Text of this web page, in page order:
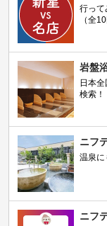
行って
（全
岩盤
日本
検索！
ニフ
温泉に
ニフ